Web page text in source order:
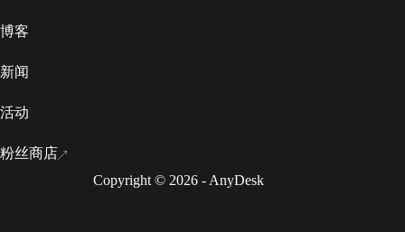
博客
新闻
活动
粉丝商店
Copyright © 2026 - AnyDesk